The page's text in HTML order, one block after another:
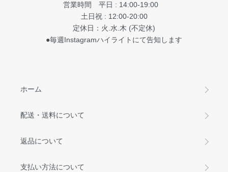
営業時間 平日 : 14:00-19:00
土日祝 : 12:00-20:00
定休日：火.水.木 (不定休)
●毎週Instagramハイライトにて告知します
ホーム
配送・送料について
返品について
支払い方法について